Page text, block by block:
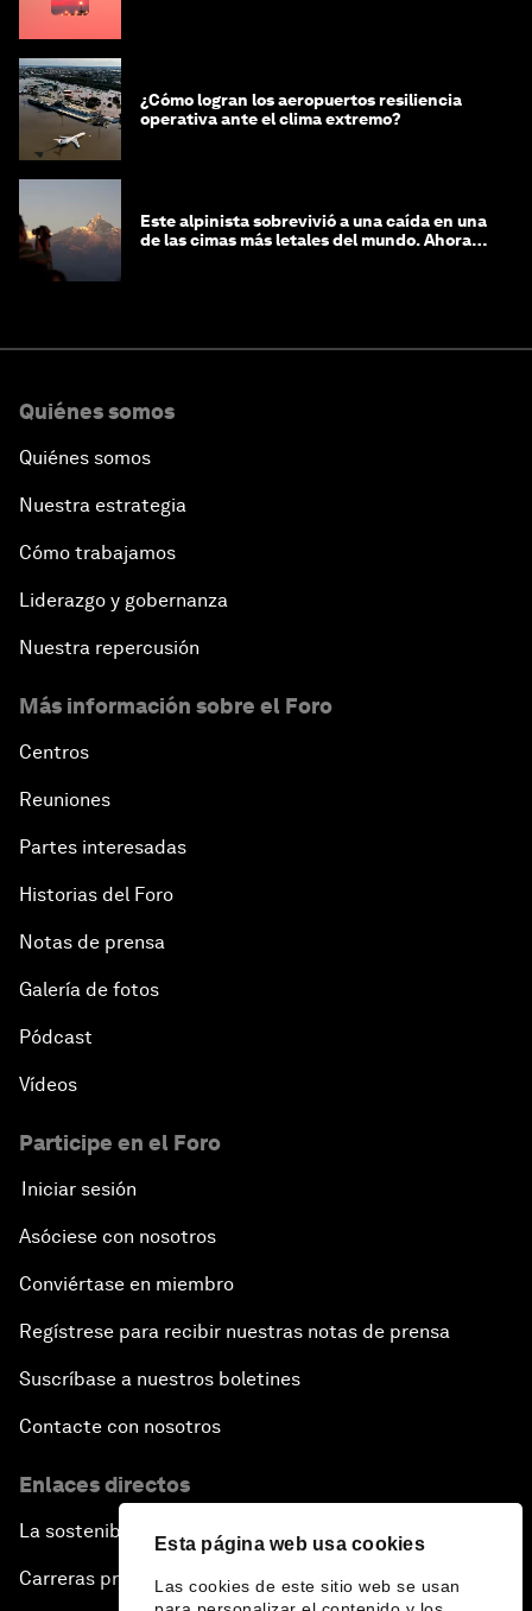
Esta página web usa cookies
Las cookies de este sitio web se usan
¿Cómo logran los aeropuertos resiliencia
operativa ante el clima extremo?
Este alpinista sobrevivió a una caída en una
de las cimas más letales del mundo. Ahora
Quiénes somos
Quiénes somos
Nuestra estrategia
Cómo trabajamos
Liderazgo y gobernanza
Nuestra repercusión
Más información sobre el Foro
Centros
Reuniones
Partes interesadas
Historias del Foro
Notas de prensa
Galería de fotos
Pódcast
Vídeos
Participe en el Foro
Iniciar sesión
Asóciese con nosotros
Conviértase en miembro
Regístrese para recibir nuestras notas de prensa
Suscríbase a nuestros boletines
Contacte con nosotros
Enlaces directos
La sostenibilidad en el Foro
Carreras profesionales